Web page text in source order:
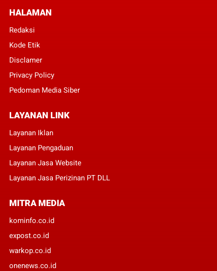
HALAMAN
Redaksi
Kode Etik
Disclamer
Privacy Policy
Pedoman Media Siber
LAYANAN LINK
Layanan Iklan
Layanan Pengaduan
Layanan Jasa Website
Layanan Jasa Perizinan PT DLL
MITRA MEDIA
kominfo.co.id
expost.co.id
warkop.co.id
onenews.co.id